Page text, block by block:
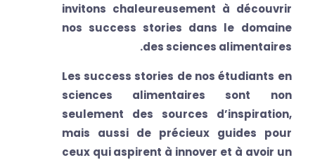
invitons chaleureusement à découvrir
nos success stories dans le domaine
des sciences alimentaires.
Les success stories de nos étudiants en
sciences alimentaires sont non
seulement des sources d’inspiration,
mais aussi de précieux guides pour
ceux qui aspirent à innover et à avoir un